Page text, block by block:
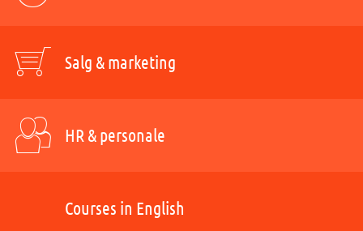
Salg & marketing
HR & personale
Courses in English